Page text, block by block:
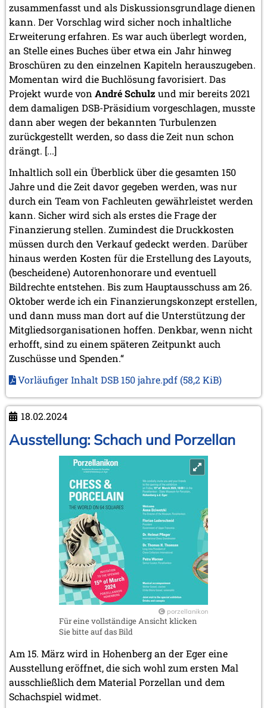
zusammenfasst und als Diskussionsgrundlage dienen
kann. Der Vorschlag wird sicher noch inhaltliche
Erweiterung erfahren. Es war auch überlegt worden,
an Stelle eines Buches über etwa ein Jahr hinweg
Broschüren zu den einzelnen Kapiteln herauszugeben.
Momentan wird die Buchlösung favorisiert. Das
Projekt wurde von André Schulz und mir bereits 2021
dem damaligen DSB-Präsidium vorgeschlagen, musste
dann aber wegen der bekannten Turbulenzen
zurückgestellt werden, so dass die Zeit nun schon
drängt. [...]
Inhaltlich soll ein Überblick über die gesamten 150
Jahre und die Zeit davor gegeben werden, was nur
durch ein Team von Fachleuten gewährleistet werden
kann. Sicher wird sich als erstes die Frage der
Finanzierung stellen. Zumindest die Druckkosten
müssen durch den Verkauf gedeckt werden. Darüber
hinaus werden Kosten für die Erstellung des Layouts,
(bescheidene) Autorenhonorare und eventuell
Bildrechte entstehen. Bis zum Hauptausschuss am 26.
Oktober werde ich ein Finanzierungskonzept erstellen,
und dann muss man dort auf die Unterstützung der
Mitgliedsorganisationen hoffen. Denkbar, wenn nicht
erhofft, sind zu einem späteren Zeitpunkt auch
Zuschüsse und Spenden.“
Vorläufiger Inhalt DSB 150 jahre.pdf (58,2 KiB)
18.02.2024
Ausstellung: Schach und Porzellan
porzellanikon
Für eine vollständige Ansicht klicken
Sie bitte auf das Bild
Am 15. März wird in Hohenberg an der Eger eine
Ausstellung eröffnet, die sich wohl zum ersten Mal
ausschließlich dem Material Porzellan und dem
Schachspiel widmet.